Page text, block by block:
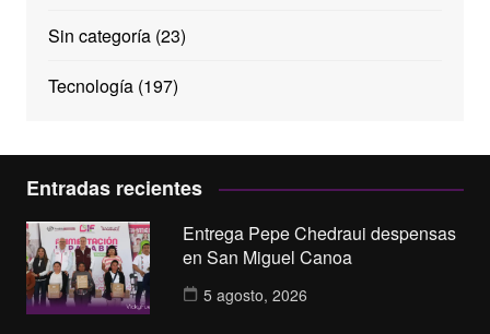
Sin categoría(23)
Tecnología(197)
Entradas recientes
Entrega Pepe Chedraui despensas
en San Miguel Canoa
5 agosto, 2026